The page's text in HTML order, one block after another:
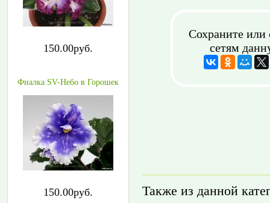
150.00руб.
Фиалка SV-Небо в Горошек
150.00руб.
Сохраните или
сетям
Также из данной